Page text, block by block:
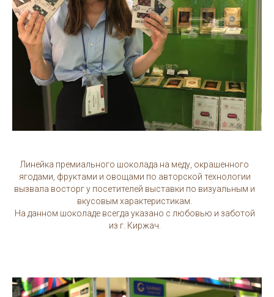
Линейка премиального шоколада на меду, окрашенного
ягодами, фруктами и овощами по авторской технологии
вызвала восторг у посетителей выставки по визуальным и
вкусовым характеристикам.
На данном шоколаде всегда указано с любовью и заботой
из г. Киржач.